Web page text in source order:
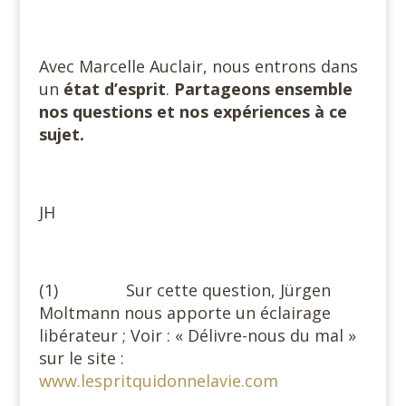
Avec Marcelle Auclair, nous entrons dans
un état d’esprit. Partageons ensemble
nos questions et nos expériences à ce
sujet.
JH
(1) Sur cette question, Jürgen
Moltmann nous apporte un éclairage
libérateur ; Voir : « Délivre-nous du mal »
sur le site :
www.lespritquidonnelavie.com